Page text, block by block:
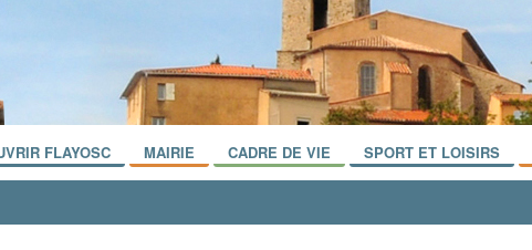
FLAYOSC MAIRIE CADRE DE VIE SPORT ET LOISIRS